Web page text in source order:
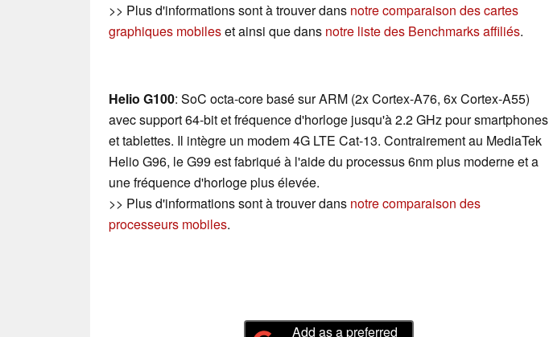
>> Plus d'informations sont à trouver dans notre comparaison des cartes
graphiques mobileset ainsi que dans notre liste des Benchmarks affiliés.
Helio G100: SoC octa-core basé sur ARM (2x Cortex-A76, 6x Cortex-A55)
avec support 64-bit et fréquence d'horloge jusqu'à 2.2 GHz pour smartphones
et tablettes. Il intègre un modem 4G LTE Cat-13. Contrairement au MediaTek
Helio G96, le G99 est fabriqué à l'aide du processus 6nm plus moderne et a
une fréquence d'horloge plus élevée.
>> Plus d'informations sont à trouver dans notre comparaison des
processeurs mobiles.
Add as a preferred